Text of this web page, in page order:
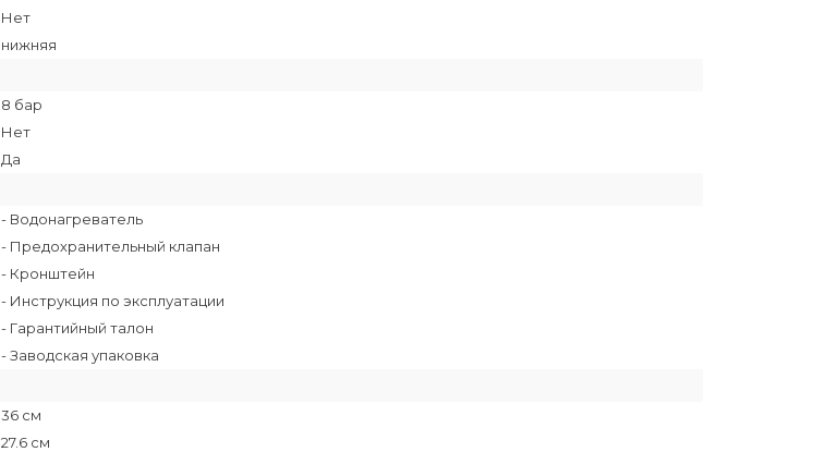
Нет
нижняя
8 бар
Нет
Да
- Водонагреватель
- Предохранительный клапан
- Кронштейн
- Инструкция по эксплуатации
- Гарантийный талон
- Заводская упаковка
36 см
27.6 см